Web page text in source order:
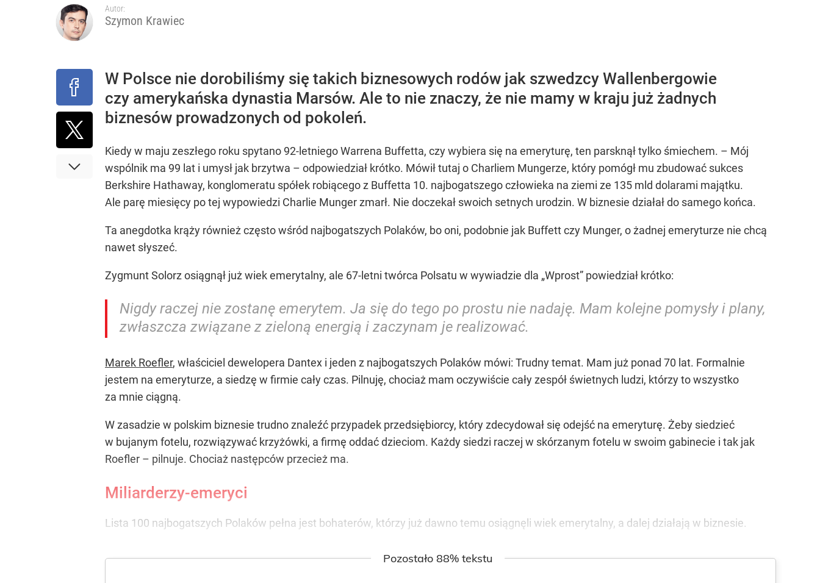
Dlaczego Andrzej Duda się nie udziela? Były minister ujawnił powód
dodaj
Zmiana przed wyborami w Krakowie. Kandydatka Tuska ma własny komitet
Nawrocki ma szansę na drugą kadencję? Tak ocenili go Polacy. Sondaż dla „Wprost”
Autor:
Szymon Krawiec
Najbogatsze rodziny – Lista 100 Najbogatszych Polaków
W Polsce nie dorobiliśmy się takich biznesowych rodów jak szwedzcy Wallenbergowie
czy amerykańska dynastia Marsów. Ale to nie znaczy, że nie mamy w kraju już żadnych
biznesów prowadzonych od pokoleń.
Kiedy w maju zeszłego roku spytano 92-letniego Warrena Buffetta, czy wybiera się na emeryturę, ten parsknął tylko śmiechem. – Mój
wspólnik ma 99 lat i umysł jak brzytwa – odpowiedział krótko. Mówił tutaj o Charliem Mungerze, który pomógł mu zbudować sukces
Berkshire Hathaway, konglomeratu spółek robiącego z Buffetta 10. najbogatszego człowieka na ziemi ze 135 mld dolarami majątku.
Ale parę miesięcy po tej wypowiedzi Charlie Munger zmarł. Nie doczekał swoich setnych urodzin. W biznesie działał do samego końca.
Ta anegdotka krąży również często wśród najbogatszych Polaków, bo oni, podobnie jak Buffett czy Munger, o żadnej emeryturze nie chcą
nawet słyszeć.
Zygmunt Solorz osiągnął już wiek emerytalny, ale 67-letni twórca Polsatu w wywiadzie dla „Wprost” powiedział krótko:
Nigdy raczej nie zostanę emerytem. Ja się do tego po prostu nie nadaję. Mam kolejne pomysły i plany,
zwłaszcza związane z zieloną energią i zaczynam je realizować.
Marek Roefler, właściciel dewelopera Dantex i jeden z najbogatszych Polaków mówi: Trudny temat. Mam już ponad 70 lat. Formalnie
jestem na emeryturze, a siedzę w firmie cały czas. Pilnuję, chociaż mam oczywiście cały zespół świetnych ludzi, którzy to wszystko
za mnie ciągną.
W zasadzie w polskim biznesie trudno znaleźć przypadek przedsiębiorcy, który zdecydował się odejść na emeryturę. Żeby siedzieć
w bujanym fotelu, rozwiązywać krzyżówki, a firmę oddać dzieciom. Każdy siedzi raczej w skórzanym fotelu w swoim gabinecie i tak jak
Roefler – pilnuje. Chociaż następców przecież ma.
Miliarderzy-emeryci
Lista 100 najbogatszych Polaków pełna jest bohaterów, którzy już dawno temu osiągnęli wiek emerytalny, a dalej działają w biznesie.
Pozostało 88% tekstu